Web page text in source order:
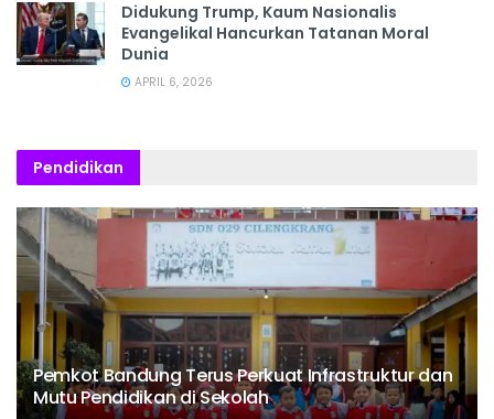
Didukung Trump, Kaum Nasionalis
Evangelikal Hancurkan Tatanan Moral
Dunia
APRIL 6, 2026
Pendidikan
Pemkot Bandung Terus Perkuat Infrastruktur dan
Mutu Pendidikan di Sekolah